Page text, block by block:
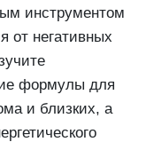
инструментом
от негативных
формулы для
и близких, а